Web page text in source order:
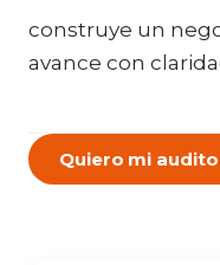
construye un
avance con
Quiero mi